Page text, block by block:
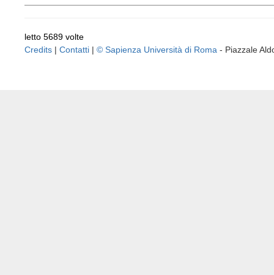
letto 5689 volte
Credits | Contatti | © Sapienza Università di Roma - Piazzale